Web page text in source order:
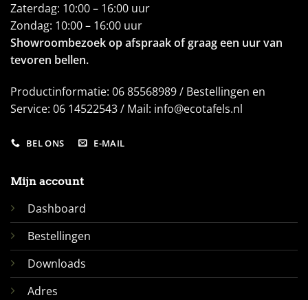
Zaterdag: 10:00 – 16:00 uur
Zondag: 10:00 – 16:00 uur
Showroombezoek op afspraak of graag een uur van
tevoren bellen.
Productinformatie: 06 85568989 / Bestellingen en
Service: 06 14522543 / Mail: info@ecotafels.nl
BEL ONS E-MAIL
Mijn account
Dashboard
Bestellingen
Downloads
Adres